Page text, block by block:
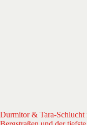
Durmitor & Tara-Schlucht